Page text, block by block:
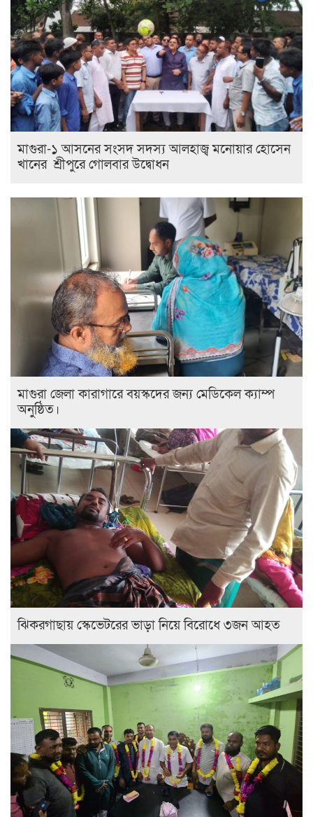
মাগুরা-১ আসনের সংসদ সদস্য আলহাজ্ব মনোয়ার হোসেন
খানের শ্রীপুরে গোলবার উদ্বোধন
মাগুরা জেলা কারাগারে বয়স্কদের জন্য মেডিকেল ক্যাম্প
অনুষ্ঠিত।
ঝিকরগাছায় স্কেভেটরের ভাড়া নিয়ে বিরোধে ৩জন আহত